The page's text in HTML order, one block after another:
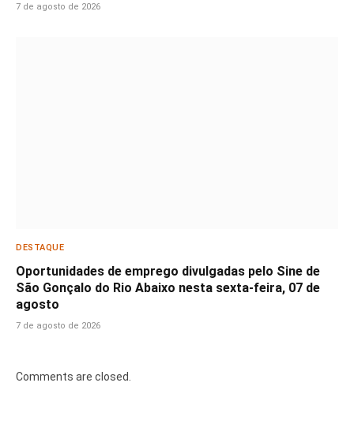
7 de agosto de 2026
DESTAQUE
Oportunidades de emprego divulgadas pelo Sine de
São Gonçalo do Rio Abaixo nesta sexta-feira, 07 de
agosto
7 de agosto de 2026
Comments are closed.